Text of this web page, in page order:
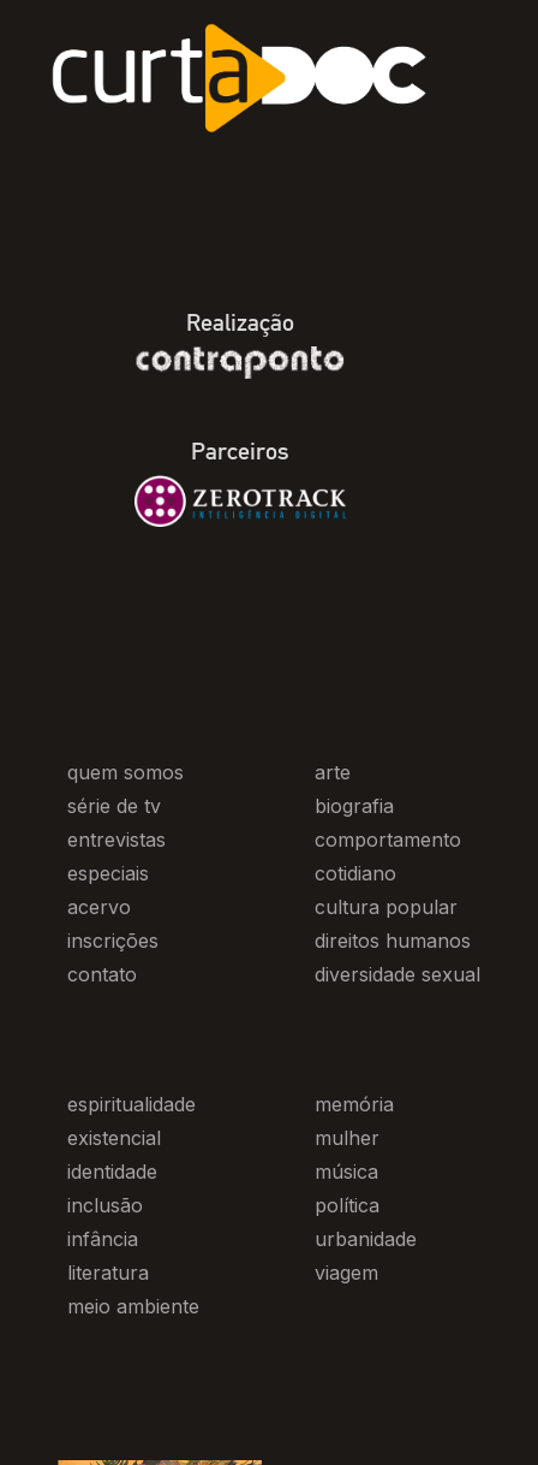
Realização
Parceiros
quem somos
série de tv
entrevistas
especiais
acervo
inscrições
contato
arte
biografia
comportamento
cotidiano
cultura popular
direitos humanos
diversidade sexual
espiritualidade
existencial
identidade
inclusão
infância
literatura
meio ambiente
memória
mulher
música
política
urbanidade
viagem